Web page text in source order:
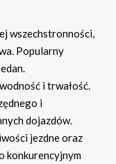
wszechstronności,
Popularny
i trwałość.
i
dojazdów.
jezdne oraz
konkurencyjnym